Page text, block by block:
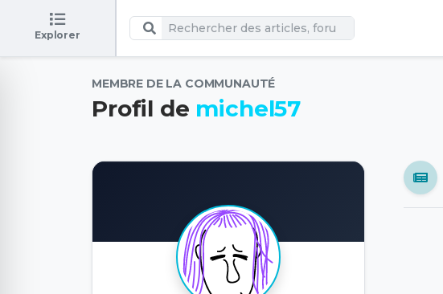
Explorer
MEMBRE DE LA COMMUNAUTÉ
Profil de michel57